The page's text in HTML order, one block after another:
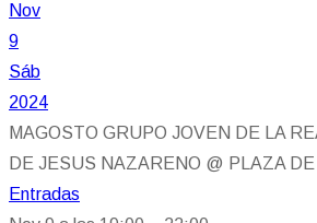
Nov
9
Sáb
2024
MAGOSTO GRUPO JOVEN DE LA
DE JESUS NAZARENO @ PLAZA
Entradas